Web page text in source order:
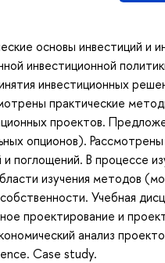
основы инвестиций и
инвестиционной
инвестиционных
практические
проектов.
опционов).
поглощений. В процессе
изучения методов
Учебная
проектирование и
анализ
Case study.